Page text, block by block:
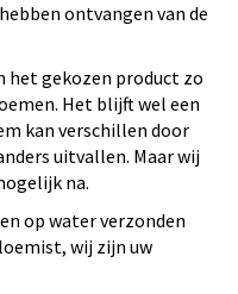
ontvangen van de
het gekozen product zo
Het blijft wel een
kan verschillen door
uitvallen. Maar wij
na.
op water verzonden
wij zijn uw